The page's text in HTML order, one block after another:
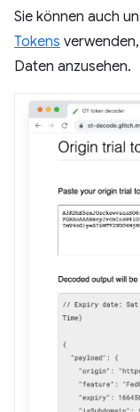
Sie können auch
Tokens
Daten anzusehen.